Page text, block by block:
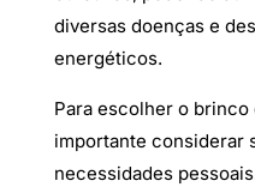
diversas doenças e
energéticos.
Para escolher o
importante considerar
necessidades